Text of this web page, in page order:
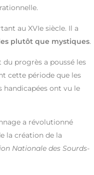
au XVIe siècle. Il a
plutôt que mystiques.
du progrès a poussé les
cette période que les
handicapées ont vu le
a révolutionné
la création de la
Nationale des Sourds-